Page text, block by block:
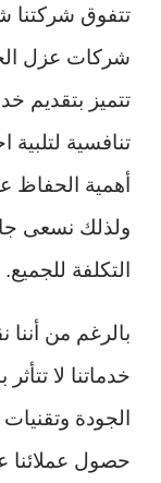
تتفوق شركتنا
شركات عزل
تتميز بتقديم
تنافسية لتلبية
أهمية الحفاظ
ولذلك نسعى
التكلفة للجميع.
بالرغم من
خدماتنا لا
الجودة
حصول عملائنا